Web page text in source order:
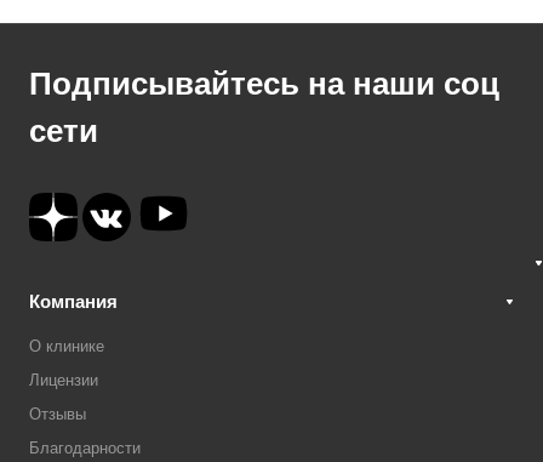
Подписывайтесь на наши соц
сети
Компания
О клинике
Лицензии
Отзывы
Благодарности